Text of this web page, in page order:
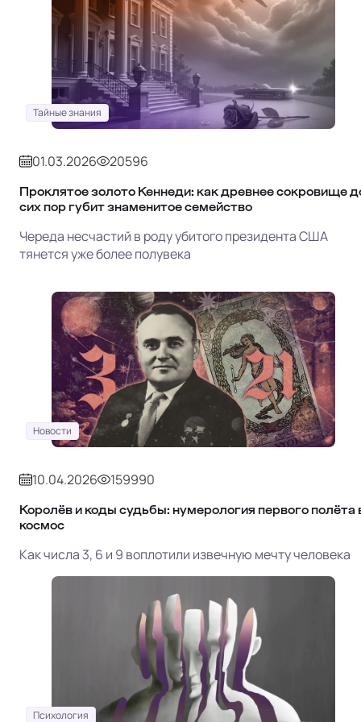
Тайные знания
01.03.2026 20596
Проклятое золото Кеннеди: как древнее сокровище
сих пор губит знаменитое семейство
Череда несчастий в роду убитого президента США
тянется уже более полувека
Новости
10.04.2026 159990
Королёв и коды судьбы: нумерология первого полёта
космос
Как числа 3, 6 и 9 воплотили извечную мечту человека
Психология